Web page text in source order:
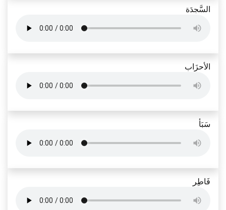
السَّجدَة
الأحزَاب
سَبَأ
فَاطِر